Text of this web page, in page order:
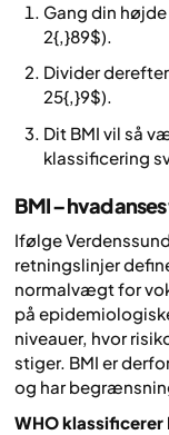
Gang din
2{,}89$).
Divider
25{,}9$).
Dit BMI vil så
klassificering
BMI – hvad
Ifølge
retningslinjer
normalvægt for
på
niveauer, hvor
stiger. BMI er
og har
WHO klassificerer